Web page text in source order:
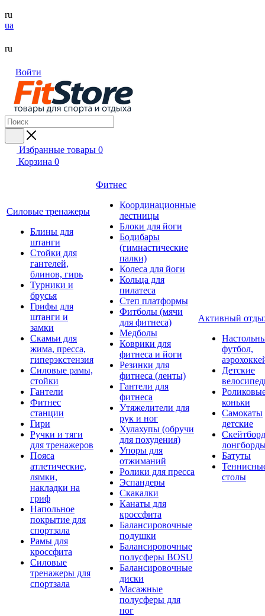
ru
ua
ru
Войти
Избранные товары 0
Корзина 0
Силовые тренажеры
Блины для
штанги
Стойки для
гантелей,
блинов, гирь
Турники и
брусья
Грифы для
штанги и
замки
Скамьи для
жима, пресса,
гиперэкстензия
Силовые рамы,
стойки
Гантели
Фитнес
станции
Гири
Ручки и тяги
для тренажеров
Пояса
атлетические,
лямки,
накладки на
гриф
Напольное
покрытие для
спортзала
Рамы для
кроссфита
Силовые
тренажеры для
спортзала
Фитнес
Координационные
лестницы
Блоки для йоги
Бодибары
(гимнастические
палки)
Колеса для йоги
Кольца для
пилатеса
Степ платформы
Фитболы (мячи
для фитнеса)
Медболы
Коврики для
фитнеса и йоги
Резинки для
фитнеса (ленты)
Гантели для
фитнеса
Утяжелители для
рук и ног
Хулахупы (обручи
для похудения)
Упоры для
отжиманий
Ролики для пресса
Эспандеры
Скакалки
Канаты для
кроссфита
Балансировочные
подушки
Балансировочные
полусферы BOSU
Балансировочные
диски
Масажные
полусферы для
ног
Активный
футбол,
Детские
коньки
Самокаты
детские
Батуты
столы